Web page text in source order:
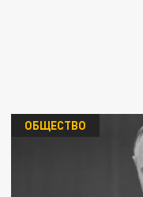
ОБЩЕСТВО